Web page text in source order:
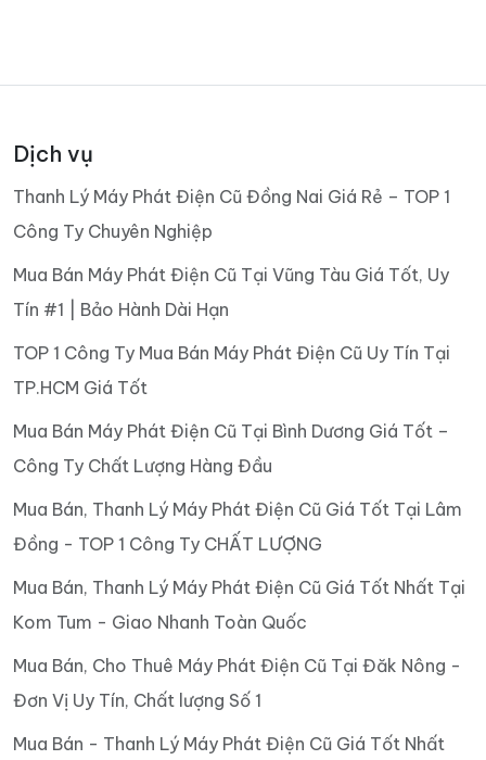
Dịch vụ
Thanh Lý Máy Phát Điện Cũ Đồng Nai Giá Rẻ – TOP 1
Công Ty Chuyên Nghiệp
Mua Bán Máy Phát Điện Cũ Tại Vũng Tàu Giá Tốt, Uy
Tín #1 | Bảo Hành Dài Hạn
TOP 1 Công Ty Mua Bán Máy Phát Điện Cũ Uy Tín Tại
TP.HCM Giá Tốt
Mua Bán Máy Phát Điện Cũ Tại Bình Dương Giá Tốt –
Công Ty Chất Lượng Hàng Đầu
Mua Bán, Thanh Lý Máy Phát Điện Cũ Giá Tốt Tại Lâm
Đồng - TOP 1 Công Ty CHẤT LƯỢNG
Mua Bán, Thanh Lý Máy Phát Điện Cũ Giá Tốt Nhất Tại
Kom Tum - Giao Nhanh Toàn Quốc
Mua Bán, Cho Thuê Máy Phát Điện Cũ Tại Đăk Nông -
Đơn Vị Uy Tín, Chất lượng Số 1
Mua Bán - Thanh Lý Máy Phát Điện Cũ Giá Tốt Nhất